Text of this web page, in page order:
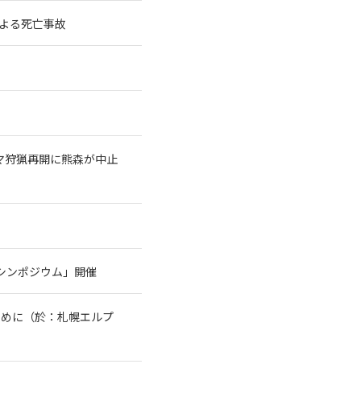
る死亡事故
猟再開に熊森が中止
ポジウム」開催
に（於：札幌エルプ